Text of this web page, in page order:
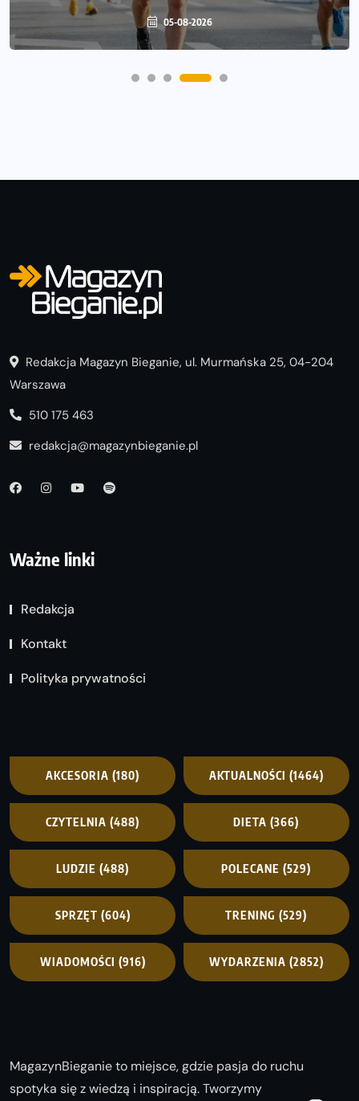
05-08-2026
Redakcja Magazyn Bieganie, ul. Murmańska 25, 04-204
Warszawa
510 175 463
redakcja@magazynbieganie.pl
Ważne linki
Redakcja
Kontakt
Polityka prywatności
AKCESORIA (180) AKTUALNOŚCI (1464)
CZYTELNIA (488) DIETA (366)
LUDZIE (488) POLECANE (529)
SPRZĘT (604) TRENING (529)
WIADOMOŚCI (916) WYDARZENIA (2852)
MagazynBieganie to miejsce, gdzie pasja do ruchu
spotyka się z wiedzą i inspiracją. Tworzymy